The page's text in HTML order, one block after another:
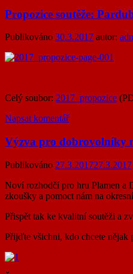
Propozice soutěže:
Publikováno 30.3.2017 autor:
Celý soubor: 2017_propozice
Napsat komentář
Výzva pro dobrovolníky
Publikováno 27.3.201727.3.2017
Noví rozhodčí pro hru Plamen a
zkoušky a pomoct nám na
Přispět tak ke kvalitní soutěži a
Přijďte všichni, kdo chcete nějak